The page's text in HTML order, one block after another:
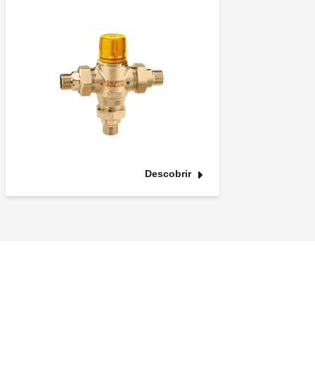
Descobrir